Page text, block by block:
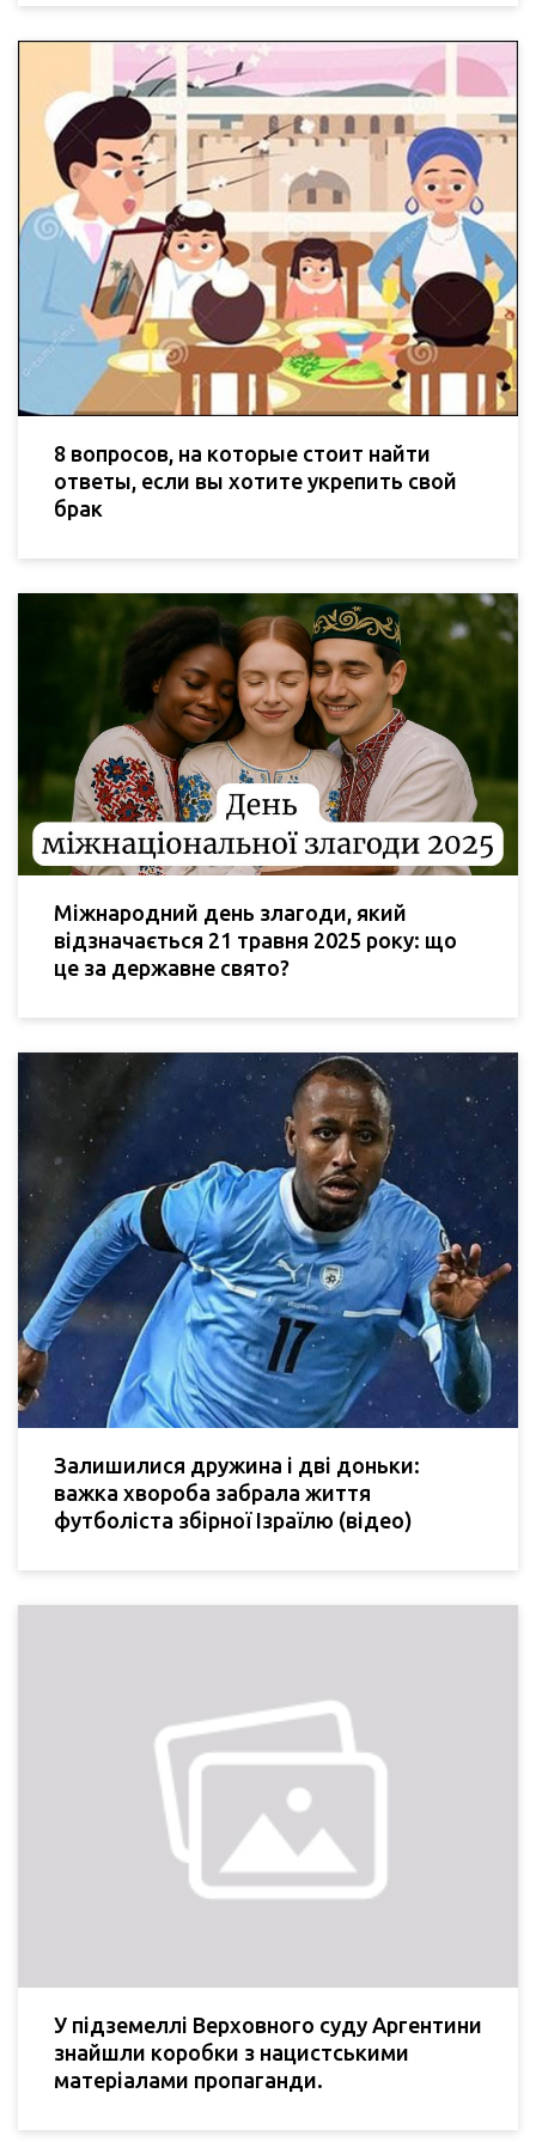
8 вопросов, на которые стоит найти
ответы, если вы хотите укрепить свой
брак
Міжнародний день злагоди, який
відзначається 21 травня 2025 року: що
це за державне свято?
Залишилися дружина і дві доньки:
важка хвороба забрала життя
футболіста збірної Ізраїлю (відео)
У підземеллі Верховного суду Аргентини
знайшли коробки з нацистськими
матеріалами пропаганди.